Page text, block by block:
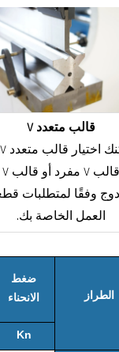
قالب متعدد V
قالب V مفرد أو قالب V
وفقًا لمتطلبات
العمل الخاصة بك.
الطراز
ضغط
الانحناء
Kn